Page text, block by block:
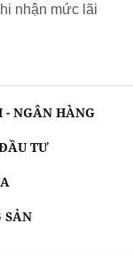
nhận mức lãi
- NGÂN HÀNG
TƯ
SẢN